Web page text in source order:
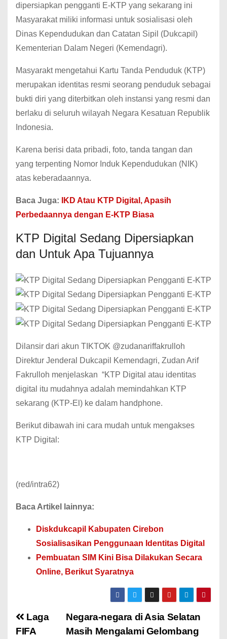
dipersiapkan pengganti E-KTP yang sekarang ini
Masyarakat miliki informasi untuk sosialisasi oleh
Dinas Kependudukan dan Catatan Sipil (Dukcapil)
Kementerian Dalam Negeri (Kemendagri).
Masyarakt mengetahui Kartu Tanda Penduduk (KTP)
merupakan identitas resmi seorang penduduk sebagai
bukti diri yang diterbitkan oleh instansi yang resmi dan
berlaku di seluruh wilayah Negara Kesatuan Republik
Indonesia.
Karena berisi data pribadi, foto, tanda tangan dan
yang terpenting Nomor Induk Kependudukan (NIK)
atas keberadaannya.
Baca Juga:
IKD Atau KTP Digital, Apasih
Perbedaannya dengan E-KTP Biasa
KTP Digital Sedang Dipersiapkan
dan Untuk Apa Tujuannya
Dilansir dari akun TIKTOK @zudanariffakrulloh
Direktur Jenderal Dukcapil Kemendagri, Zudan Arif
Fakrulloh menjelaskan “KTP Digital atau identitas
digital itu mudahnya adalah memindahkan KTP
sekarang (KTP-El) ke dalam handphone.
Berikut dibawah ini cara mudah untuk mengakses
KTP Digital:
(red/intra62)
Baca Artikel lainnya:
Diskdukcapil Kabupaten Cirebon
Sosialisasikan Penggunaan Identitas Digital
Pembuatan SIM Kini Bisa Dilakukan Secara
Online, Berikut Syaratnya
Negara-negara di Asia Selatan
Masih Mengalami Gelombang
Laga
FIFA